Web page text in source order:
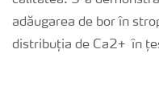
adăugarea de bor în
distribuția de Ca2+ în